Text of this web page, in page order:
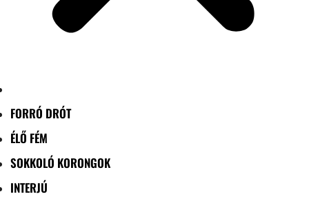
FORRÓ DRÓT
ÉLŐ FÉM
SOKKOLÓ KORONGOK
INTERJÚ